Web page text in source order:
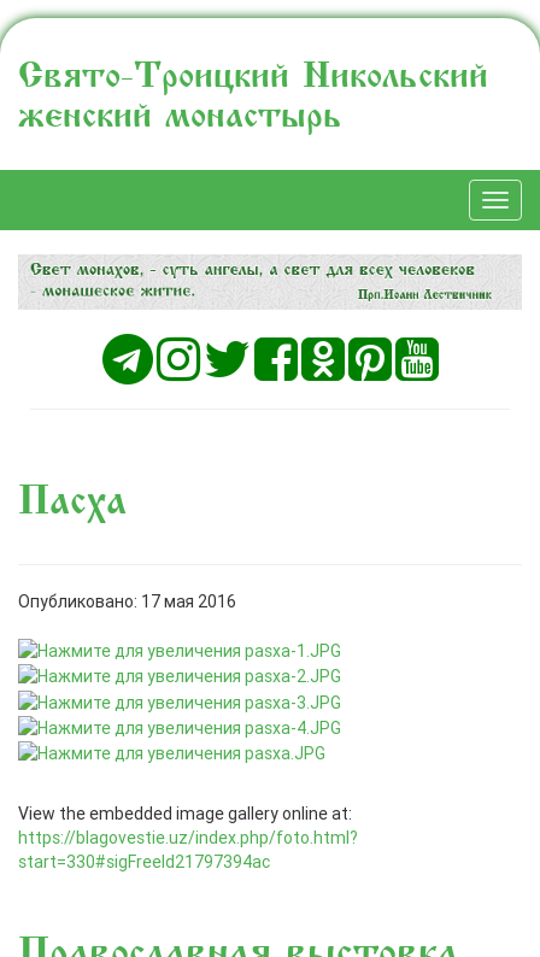
Свято-Троицкий Никольский
женский монастырь
Пасха
Опубликовано: 17 мая 2016
View the embedded image gallery online at:
https://blagovestie.uz/index.php/foto.html?
start=330#sigFreeId21797394ac